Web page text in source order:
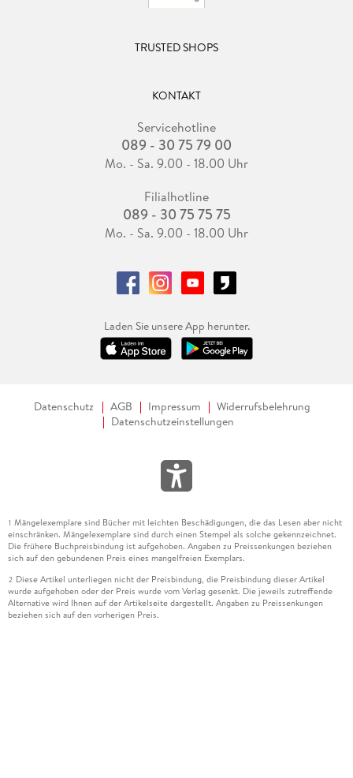
TRUSTED SHOPS
KONTAKT
Servicehotline
089 - 30 75 79 00
Mo. - Sa. 9.00 - 18.00 Uhr
Filialhotline
089 - 30 75 75 75
Mo. - Sa. 9.00 - 18.00 Uhr
Laden Sie unsere App herunter.
Datenschutz AGB Impressum
Widerrufsbelehrung
Datenschutzeinstellungen
1 Mängelexemplare sind Bücher mit leichten Beschädigungen, die das Lesen aber nicht
einschränken. Mängelexemplare sind durch einen Stempel als solche gekennzeichnet.
Die frühere Buchpreisbindung ist aufgehoben. Angaben zu Preissenkungen beziehen
sich auf den gebundenen Preis eines mangelfreien Exemplars.
2 Diese Artikel unterliegen nicht der Preisbindung, die Preisbindung dieser Artikel
wurde aufgehoben oder der Preis wurde vom Verlag gesenkt. Die jeweils zutreffende
Alternative wird Ihnen auf der Artikelseite dargestellt. Angaben zu Preissenkungen
beziehen sich auf den vorherigen Preis.